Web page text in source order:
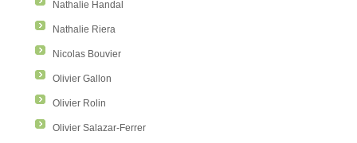
Nathalie Handal
Nathalie Riera
Nicolas Bouvier
Olivier Gallon
Olivier Rolin
Olivier Salazar-Ferrer